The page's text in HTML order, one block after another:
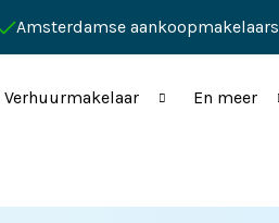
Amsterdamse aankoopmakelaars
Verhuurmakelaar En meer